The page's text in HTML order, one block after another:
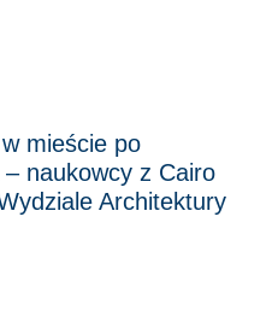
mieście po
naukowcy z Cairo
Architektury